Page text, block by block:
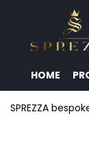
Produse
Costume de
Redingotă
Frac bărbați
HOME
SPREZZA